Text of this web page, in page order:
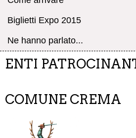
Biglietti Expo 2015
Ne hanno parlato...
ENTI
COMUNE CREMA